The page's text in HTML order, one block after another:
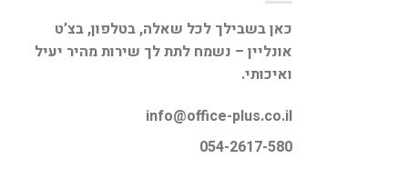
כאן בשבילך לכל שאלה, בטלפון, בצ’ט
אונליין – נשמח לתת לך שירות מהיר יעיל
ואיכותי.
info@office-plus.co.il
054-2617-580